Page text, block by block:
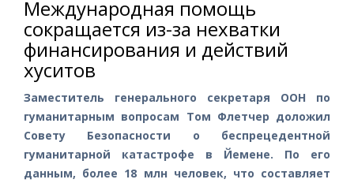
Международная помощь
сокращается из-за нехватки
финансирования и действий
хуситов
Заместитель генерального секретаря ООН по
гуманитарным вопросам Том Флетчер доложил
Совету Безопасности о беспрецедентной
гуманитарной катастрофе в Йемене. По его
данным, более 18 млн человек, что составляет